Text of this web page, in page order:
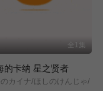
全1集
的卡纳 星之贤者
カイナ/ほしのけんじゃ/